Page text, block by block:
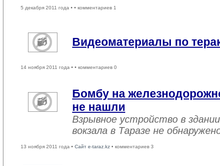
5 декабря 2011 года • • комментариев 1
Видеоматериалы по
14 ноября 2011 года • • комментариев 0
Бомбу на
не нашли
Взрывное устройство в
вокзала в Таразе не
13 ноября 2011 года • Сайт e-taraz.kz • комментариев 3